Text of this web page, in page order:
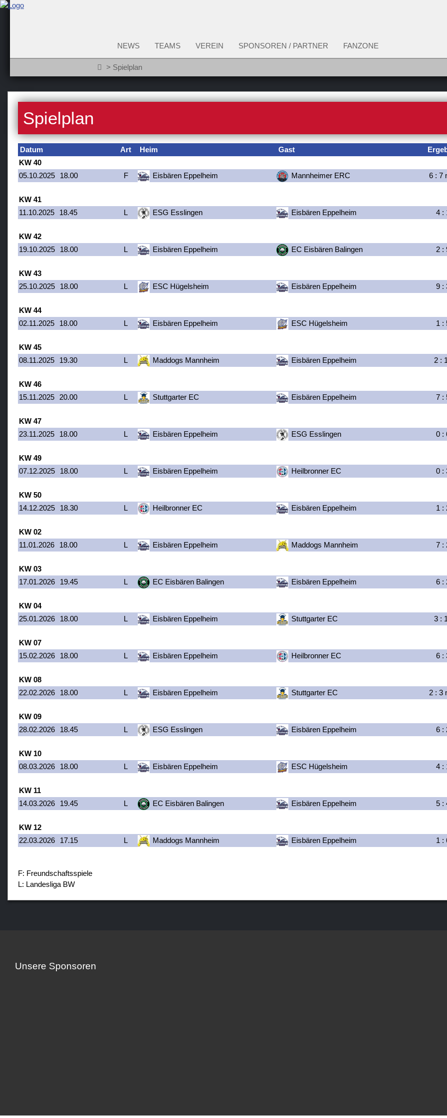
NEWS TEAMS VEREIN SPONSOREN / PARTNER FANZONE
Spielplan
Spielplan
Datum Art Heim Gast
KW 40
05.10.2025
18.00 F Eisbären Eppelheim Mannheimer ERC 6 :7
KW 41
11.10.2025
18.45 L ESG Esslingen Eisbären Eppelheim 4 :
KW 42
19.10.2025
18.00 L Eisbären Eppelheim EC Eisbären Balingen 2 :
KW 43
25.10.2025
18.00 L ESC Hügelsheim Eisbären Eppelheim 9 :
KW 44
02.11.2025
18.00 L Eisbären Eppelheim ESC Hügelsheim 1 :
KW 45
08.11.2025
19.30 L Maddogs Mannheim Eisbären Eppelheim 2 :
KW 46
15.11.2025 20.00 L Stuttgarter EC Eisbären Eppelheim 7 :
KW 47
23.11.2025
18.00 L Eisbären Eppelheim ESG Esslingen 0 :
KW 49
07.12.2025
18.00 L Eisbären Eppelheim Heilbronner EC 0 :
KW 50
14.12.2025
18.30 L Heilbronner EC Eisbären Eppelheim 1 :
KW 02
11.01.2026
18.00 L Eisbären Eppelheim Maddogs Mannheim 7 :
KW 03
17.01.2026
19.45 L EC Eisbären Balingen Eisbären Eppelheim 6 :
KW 04
25.01.2026
18.00 L Eisbären Eppelheim Stuttgarter EC 3 :
KW 07
15.02.2026
18.00 L Eisbären Eppelheim Heilbronner EC 6 :
KW 08
22.02.2026
18.00 L Eisbären Eppelheim Stuttgarter EC 2 :3
KW 09
28.02.2026
18.45 L ESG Esslingen Eisbären Eppelheim 6 :
KW 10
08.03.2026
18.00 L Eisbären Eppelheim ESC Hügelsheim 4 :
KW 11
14.03.2026
19.45 L EC Eisbären Balingen Eisbären Eppelheim 5 :
KW 12
22.03.2026
17.15 L Maddogs Mannheim Eisbären Eppelheim 1 :
F: Freundschaftsspiele
L: Landesliga BW
Unsere Sponsoren